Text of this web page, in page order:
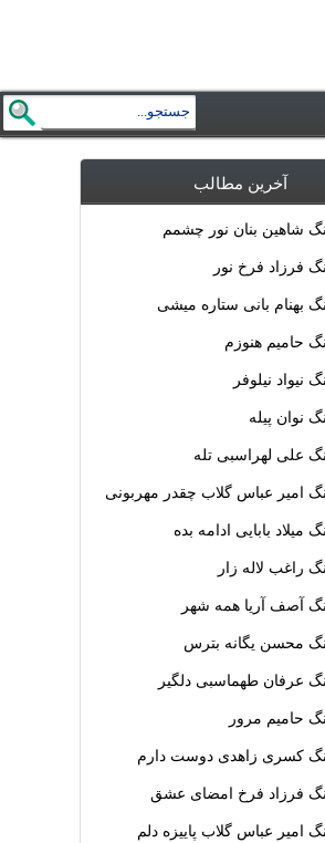
آخرین مطالب
شاهین بنان نور چشمم
فرزاد فرخ نور
بهنام بانی ستاره میشی
حامیم هنوزم
نیواد نیلوفر
نوان پیله
علی لهراسبی تله
امیر عباس گلاب چقدر مهربونی
میلاد بابایی ادامه بده
راغب لاله زار
آصف آریا همه شهر
محسن یگانه بترس
عرفان طهماسبی دلگیر
حامیم مرور
کسری زاهدی دوست دارم
فرزاد فرخ امضای عشق
امیر عباس گلاب پاییزه دلم